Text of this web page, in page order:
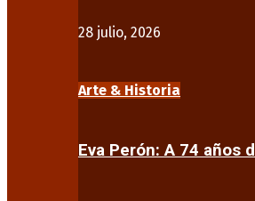
28 julio, 2026
Arte & Historia
Eva Perón: A 74 años